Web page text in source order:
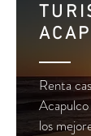
Renta
los